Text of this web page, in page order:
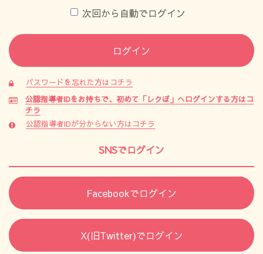
次回から自動でログイン
ログイン
パスワードを忘れた方はコチラ
公認指導者IDをお持ちで、初めて「レクぽ」へログインする方はコ
チラ
公認指導者IDが分からない方はコチラ
SNSでログイン
Facebookでログイン
X(旧Twitter)でログイン